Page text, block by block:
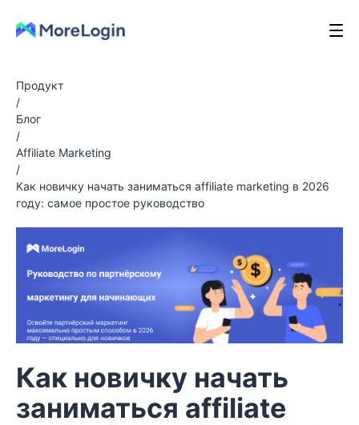
Продукт
/
Блог
/
Affiliate Marketing
/
Как новичку начать заниматься affiliate marketing в 2026
году: самое простое руководство
Как новичку начать
заниматься affiliate